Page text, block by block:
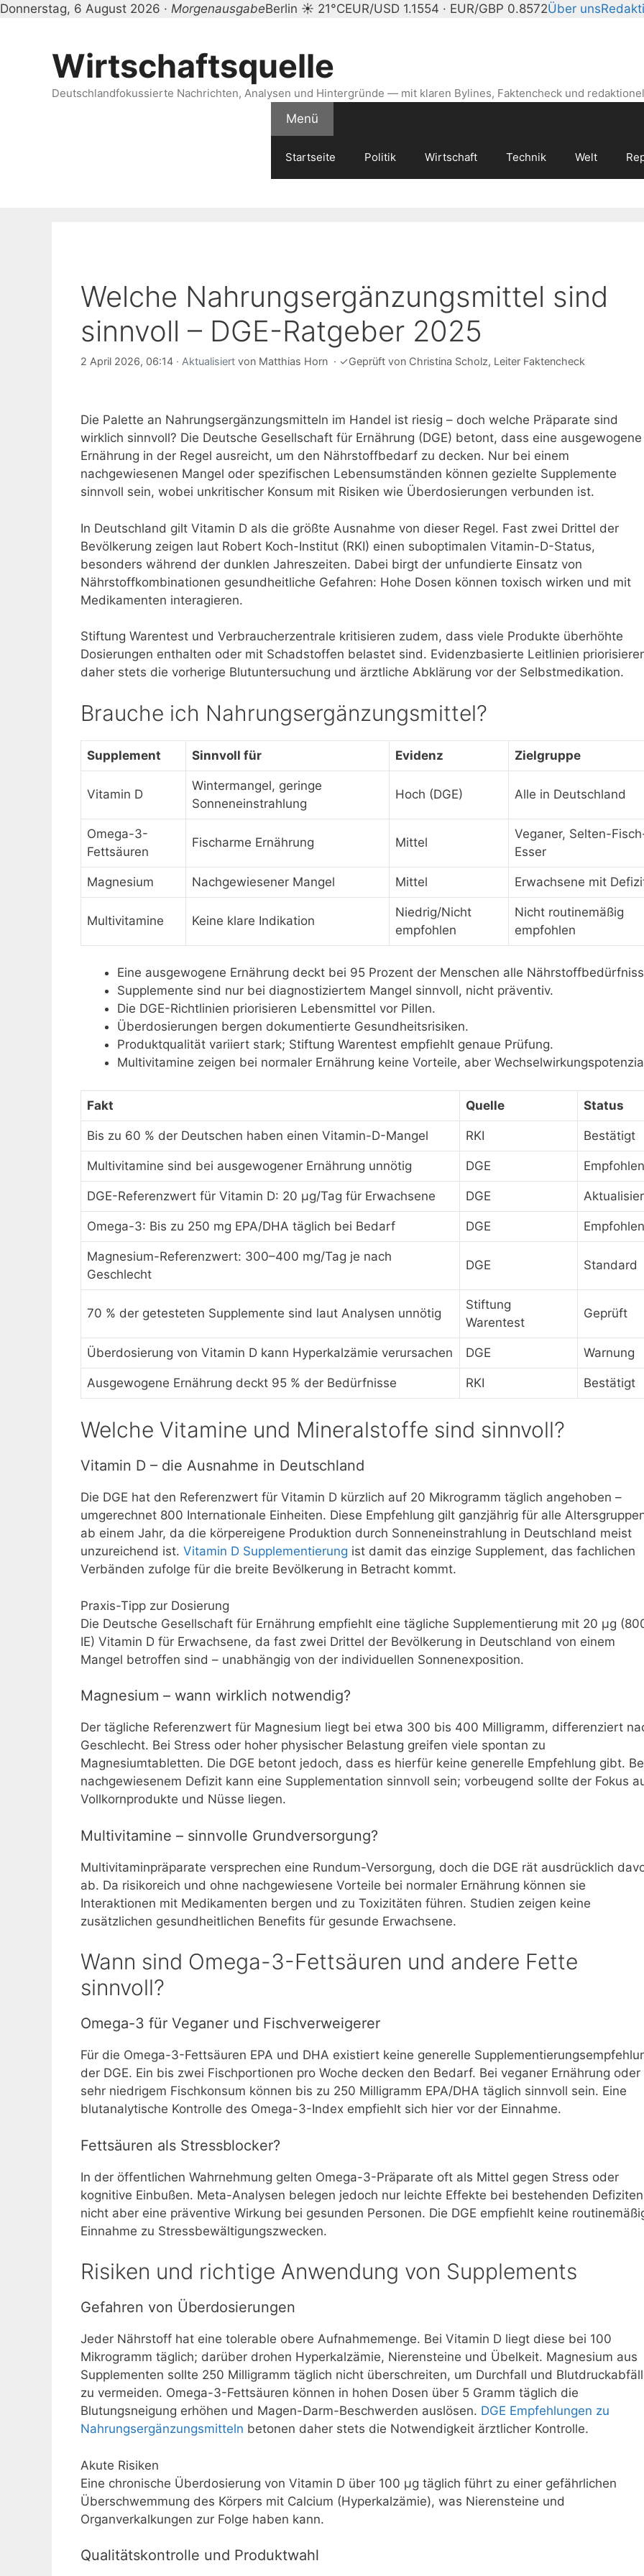
Donnerstag, 6 August 2026 · MorgenausgabeBerlin ☀ 21°CEUR/USD 1.1554 · EUR/GBP 0.8572Über uns
Wirtschaftsquelle
Deutschlandfokussierte Nachrichten, Analysen und Hintergründe — mit klaren Bylines, Faktencheck und
Menü
Startseite Politik Wirtschaft Technik Welt
Welche Nahrungsergänzungsmittel sind
sinnvoll – DGE-Ratgeber 2025
2 April 2026, 06:14 · Aktualisiert von Matthias Horn · ✓Geprüft von Christina Scholz, Leiter Faktencheck
Die Palette an Nahrungsergänzungsmitteln im Handel ist riesig – doch welche Präparate sind
wirklich sinnvoll? Die Deutsche Gesellschaft für Ernährung (DGE) betont, dass eine ausgewogene
Ernährung in der Regel ausreicht, um den Nährstoffbedarf zu decken. Nur bei einem
nachgewiesenen Mangel oder spezifischen Lebensumständen können gezielte Supplemente
sinnvoll sein, wobei unkritischer Konsum mit Risiken wie Überdosierungen verbunden ist.
In Deutschland gilt Vitamin D als die größte Ausnahme von dieser Regel. Fast zwei Drittel der
Bevölkerung zeigen laut Robert Koch-Institut (RKI) einen suboptimalen Vitamin-D-Status,
besonders während der dunklen Jahreszeiten. Dabei birgt der unfundierte Einsatz von
Nährstoffkombinationen gesundheitliche Gefahren: Hohe Dosen können toxisch wirken und mit
Medikamenten interagieren.
Stiftung Warentest und Verbraucherzentrale kritisieren zudem, dass viele Produkte überhöhte
Dosierungen enthalten oder mit Schadstoffen belastet sind. Evidenzbasierte Leitlinien
daher stets die vorherige Blutuntersuchung und ärztliche Abklärung vor der Selbstmedikation.
Brauche ich Nahrungsergänzungsmittel?
Supplement Sinnvoll für Evidenz Zielgruppe
Vitamin D
Wintermangel, geringe
Sonneneinstrahlung
Hoch (DGE) Alle in Deutschland
Omega-3-
Fettsäuren
Fischarme Ernährung Mittel
Veganer, Selten-
Esser
Magnesium Nachgewiesener Mangel Mittel Erwachsene mit
Multivitamine Keine klare Indikation
Niedrig/Nicht
empfohlen
Nicht routinemäßig
empfohlen
Eine ausgewogene Ernährung deckt bei 95 Prozent der Menschen alle
Supplemente sind nur bei diagnostiziertem Mangel sinnvoll, nicht präventiv.
Die DGE-Richtlinien priorisieren Lebensmittel vor Pillen.
Überdosierungen bergen dokumentierte Gesundheitsrisiken.
Produktqualität variiert stark; Stiftung Warentest empfiehlt genaue Prüfung.
Multivitamine zeigen bei normaler Ernährung keine Vorteile, aber
Fakt Quelle Status
Bis zu 60 % der Deutschen haben einen Vitamin-D-Mangel RKI Bestätigt
Multivitamine sind bei ausgewogener Ernährung unnötig DGE Empfohlen
DGE-Referenzwert für Vitamin D: 20 µg/Tag für Erwachsene DGE
Omega-3: Bis zu 250 mg EPA/DHA täglich bei Bedarf DGE Empfohlen
Magnesium-Referenzwert: 300–400 mg/Tag je nach
Geschlecht
DGE Standard
70 % der getesteten Supplemente sind laut Analysen unnötig
Stiftung
Warentest
Geprüft
Überdosierung von Vitamin D kann Hyperkalzämie verursachen DGE Warnung
Ausgewogene Ernährung deckt 95 % der Bedürfnisse RKI Bestätigt
Welche Vitamine und Mineralstoffe sind sinnvoll?
Vitamin D – die Ausnahme in Deutschland
Die DGE hat den Referenzwert für Vitamin D kürzlich auf 20 Mikrogramm täglich angehoben –
umgerechnet 800 Internationale Einheiten. Diese Empfehlung gilt ganzjährig für alle
ab einem Jahr, da die körpereigene Produktion durch Sonneneinstrahlung in Deutschland meist
unzureichend ist. Vitamin D Supplementierung ist damit das einzige Supplement, das fachlichen
Verbänden zufolge für die breite Bevölkerung in Betracht kommt.
Praxis-Tipp zur Dosierung
Die Deutsche Gesellschaft für Ernährung empfiehlt eine tägliche Supplementierung mit 20 µg
IE) Vitamin D für Erwachsene, da fast zwei Drittel der Bevölkerung in Deutschland von einem
Mangel betroffen sind – unabhängig von der individuellen Sonnenexposition.
Magnesium – wann wirklich notwendig?
Der tägliche Referenzwert für Magnesium liegt bei etwa 300 bis 400 Milligramm, differenziert
Geschlecht. Bei Stress oder hoher physischer Belastung greifen viele spontan zu
Magnesiumtabletten. Die DGE betont jedoch, dass es hierfür keine generelle Empfehlung gibt.
nachgewiesenem Defizit kann eine Supplementation sinnvoll sein; vorbeugend sollte der Fokus
Vollkornprodukte und Nüsse liegen.
Multivitamine – sinnvolle Grundversorgung?
Multivitaminpräparate versprechen eine Rundum-Versorgung, doch die DGE rät ausdrücklich
ab. Da risikoreich und ohne nachgewiesene Vorteile bei normaler Ernährung können sie
Interaktionen mit Medikamenten bergen und zu Toxizitäten führen. Studien zeigen keine
zusätzlichen gesundheitlichen Benefits für gesunde Erwachsene.
Wann sind Omega-3-Fettsäuren und andere Fette
sinnvoll?
Omega-3 für Veganer und Fischverweigerer
Für die Omega-3-Fettsäuren EPA und DHA existiert keine generelle
der DGE. Ein bis zwei Fischportionen pro Woche decken den Bedarf. Bei veganer Ernährung oder
sehr niedrigem Fischkonsum können bis zu 250 Milligramm EPA/DHA täglich sinnvoll sein. Eine
blutanalytische Kontrolle des Omega-3-Index empfiehlt sich hier vor der Einnahme.
Fettsäuren als Stressblocker?
In der öffentlichen Wahrnehmung gelten Omega-3-Präparate oft als Mittel gegen Stress oder
kognitive Einbußen. Meta-Analysen belegen jedoch nur leichte Effekte bei bestehenden
nicht aber eine präventive Wirkung bei gesunden Personen. Die DGE empfiehlt keine
Einnahme zu Stressbewältigungszwecken.
Risiken und richtige Anwendung von Supplements
Gefahren von Überdosierungen
Jeder Nährstoff hat eine tolerable obere Aufnahmemenge. Bei Vitamin D liegt diese bei 100
Mikrogramm täglich; darüber drohen Hyperkalzämie, Nierensteine und Übelkeit. Magnesium aus
Supplementen sollte 250 Milligramm täglich nicht überschreiten, um Durchfall und
zu vermeiden. Omega-3-Fettsäuren können in hohen Dosen über 5 Gramm täglich die
Blutungsneigung erhöhen und Magen-Darm-Beschwerden auslösen. DGE Empfehlungen zu
Nahrungsergänzungsmitteln betonen daher stets die Notwendigkeit ärztlicher Kontrolle.
Akute Risiken
Eine chronische Überdosierung von Vitamin D über 100 µg täglich führt zu einer gefährlichen
Überschwemmung des Körpers mit Calcium (Hyperkalzämie), was Nierensteine und
Organverkalkungen zur Folge haben kann.
Qualitätskontrolle und Produktwahl